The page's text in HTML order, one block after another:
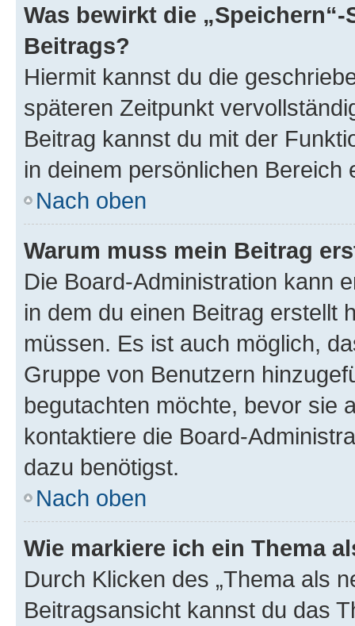
Was bewirkt die
Beitrags?
Hiermit kannst du die
späteren Zeitpunkt
Beitrag kannst du mit der
in deinem persönlichen Bereich
Nach oben
Warum muss mein Beitrag
Die Board-Administration kann
in dem du einen Beitrag erstellt
müssen. Es ist auch möglich,
Gruppe von Benutzern
begutachten möchte, bevor sie
kontaktiere die Board-
dazu benötigst.
Nach oben
Wie markiere ich ein Thema
Durch Klicken des „Thema als
Beitragsansicht kannst du das